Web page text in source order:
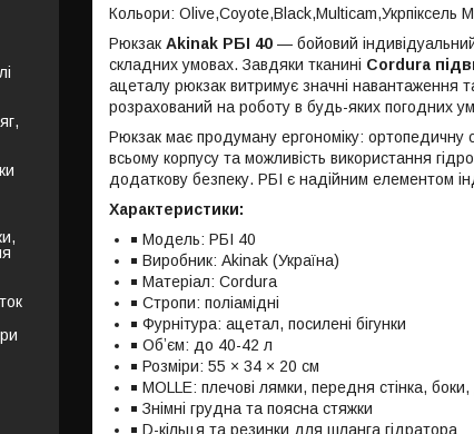
Кольори: Olive,Coyote,Black,Multicam,Укрпіксель
Рюкзак Akinak РБІ 40 — бойовий
складних умовах. Завдяки тканині Cordura
ацеталу рюкзак витримує значні навантаження
розрахований на роботу в будь-яких погодних
Рюкзак має продуману ергономіку: ортопедичну
всьому корпусу та можливість використання
додаткову безпеку. РБІ є надійним елементом
Характеристики:
Модель: РБІ 40
Виробник: Akinak (Україна)
Матеріал: Cordura
Стропи: поліамідні
Фурнітура: ацетал, посилені бігунки
Обʼєм: до 40-42 л
Розміри: 55 × 34 × 20 см
MOLLE: плечові лямки, передня стінка,
Знімні грудна та поясна стяжки
D-кільця та резинки для шланга гідратора